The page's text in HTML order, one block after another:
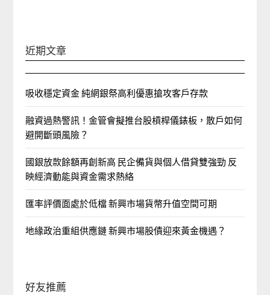
近期文章
吸收穩定資金 純網銀祭高利優惠搶攻客戶存款
融資過熱警訊！金管會擬推台股槓桿儀錶板，散戶如何
避開斷頭風險？
國銀放款餘額再創新高 民企備貨與個人借貸雙強勁 反
映經濟動能與資金需求熱絡
匯率評價面處於低檔 新興市場貨幣升值空間可期
地緣政治重組供應鏈 新興市場股債迎來黃金機遇？
好友推薦